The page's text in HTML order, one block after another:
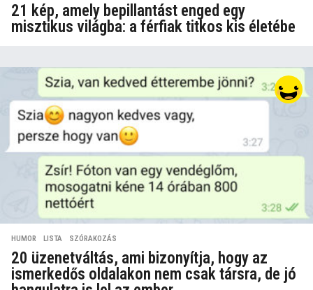
21 kép, amely bepillantást enged egy
misztikus világba: a férfiak titkos kis életébe
HUMOR ,LISTA ,SZÓRAKOZÁS
20 üzenetváltás, ami bizonyítja, hogy az
ismerkedős oldalakon nem csak társra, de jó